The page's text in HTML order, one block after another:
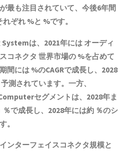
最も注目されていて、今後6年間
ぞれ %と %です。
は、2021年には オーディ
コネクタ 世界市場の %を占めて
間には %のCAGRで成長し、2028
測されています。一方、
セグメントは、2028年ま
％で成長し、2028年には約 ％のシ
。
ンターフェイスコネクタ規模と